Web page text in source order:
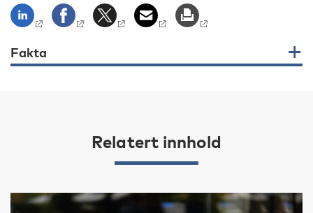
Fakta
Relatert innhold